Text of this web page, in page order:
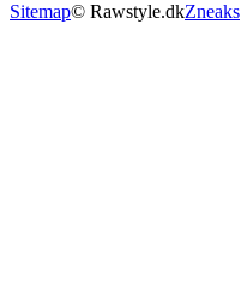
Sitemap© Rawstyle.dkZneaks